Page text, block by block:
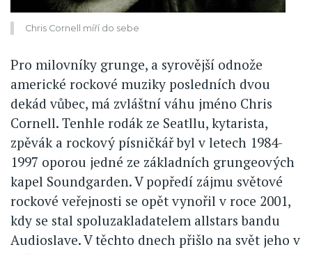
Chris Cornell míří do sebe
Pro milovníky grunge, a syrovější odnože
americké rockové muziky posledních dvou
dekád vůbec, má zvláštní váhu jméno Chris
Cornell. Tenhle rodák ze Seatllu, kytarista,
zpěvák a rockový písničkář byl v letech 1984-
1997 oporou jedné ze základních grungeových
kapel Soundgarden. V popředí zájmu světové
rockové veřejnosti se opět vynořil v roce 2001,
kdy se stal spoluzakladatelem allstars bandu
Audioslave. V těchto dnech přišlo na svět jeho v